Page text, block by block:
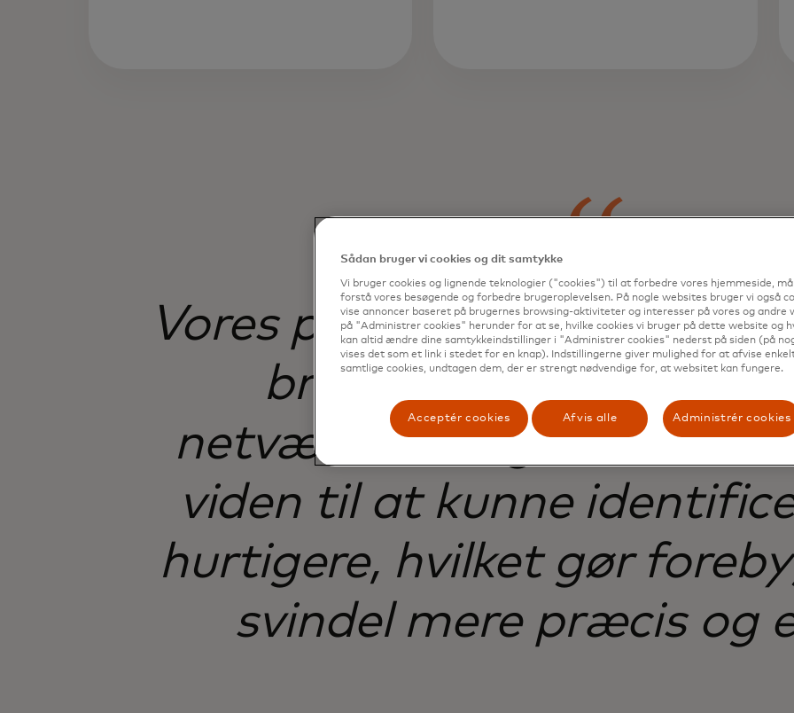
Vores partnerskab med
brugen af TRACE
netværksdeltagerne den
viden til at kunne
hurtigere, hvilket gør
svindel mere præcis og
Sådan bruger vi cookies og dit samtykke
Vi bruger cookies og lignende teknologier ("cookies") til at forbedre vores hjemmeside,
forstå vores besøgende og forbedre brugeroplevelsen. På nogle websites bruger vi også
vise annoncer baseret på brugernes browsing-aktiviteter og interesser på vores og andre
på "Administrer cookies" herunder for at se, hvilke cookies vi bruger på dette website og
kan altid ændre dine samtykkeindstillinger i "Administrer cookies" nederst på siden (på
vises det som et link i stedet for en knap). Indstillingerne giver mulighed for at afvise
samtlige cookies, undtagen dem, der er strengt nødvendige for, at websitet kan fungere.
Acceptér cookies Afvis alle Administrér cookies